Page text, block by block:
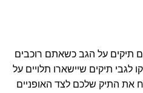
תיקים על הגב כשאתם רוכבים
לגבי תיקים שיישארו תלויים על
את התיק שלכם לצד האופניים